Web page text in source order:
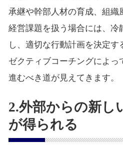
承継や幹部人材の育成、組織
経営課題を扱う場合には、冷
し、適切な行動計画を決定
ゼクティブコーチングによっ
進むべき道が見えてきます。
2.外部からの新し
が得られる